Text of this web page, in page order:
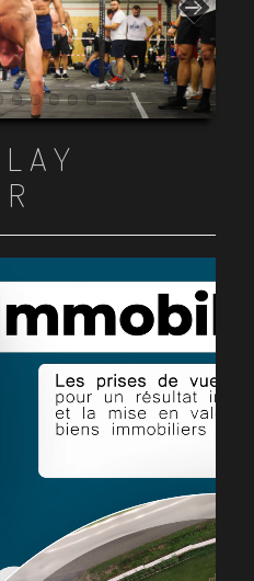
3 4
Item 5
Item 6
Item 7
Item 8
Item 9
Item 10